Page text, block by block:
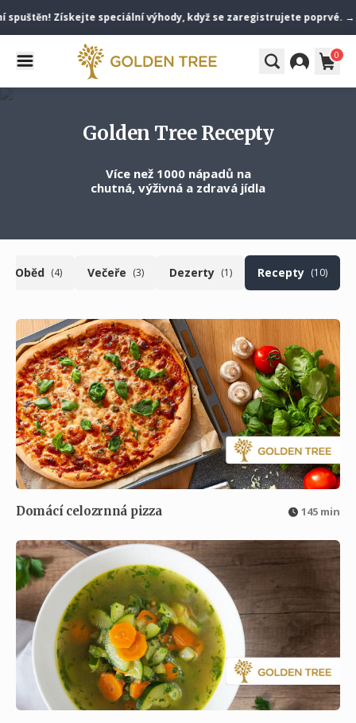
Získejte speciální výhody, když se zaregistrujete poprvé. →
0
Golden Tree Recepty
Více než 1000 nápadů na
chutná, výživná a zdravá jídla
Oběd (4) Večeře (3) Dezerty (1) Recepty (10)
Domácí celozrnná pizza 145 min